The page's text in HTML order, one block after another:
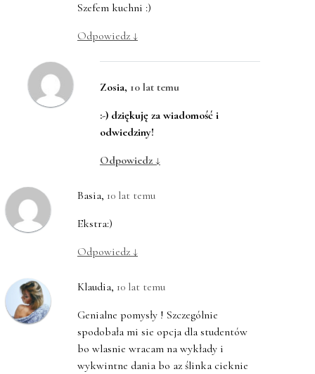
Szefem kuchni :)
Odpowiedz ↓
Zosia, 10 lat temu
:-) dziękuję za wiadomość i
odwiedziny!
Odpowiedz ↓
Basia, 10 lat temu
Ekstra:)
Odpowiedz ↓
Klaudia, 10 lat temu
Genialne pomysły ! Szczególnie
spodobała mi sie opcja dla studentów
bo wlasnie wracam na wykłady i
wykwintne dania bo az ślinka cieknie